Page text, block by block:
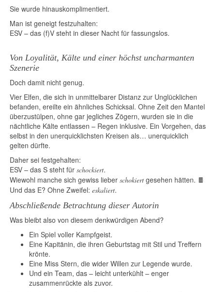
Sie wurde hinauskomplimentiert.
Man ist geneigt festzuhalten:
ESV – das (f)V steht in dieser Nacht für fassungslos.
Von Loyalität, Kälte und einer höchst uncharmanten
Szenerie
Doch damit nicht genug.
Vier Elfen, die sich in unmittelbarer Distanz zur Unglücklichen
befanden, ereilte ein ähnliches Schicksal. Ohne Zeit den Mantel
überzustülpen, ohne gar jegliches Zögern, wurden sie in die
nächtliche Kälte entlassen – Regen inklusive. Ein Vorgehen, das
selbst in den unerquicklichsten Kreisen als… unerquicklich
gelten dürfte.
Daher sei festgehalten:
ESV – das S steht für schockiert.
Wiewohl manche sich gewiss lieber schokiert gesehen hätten. 🍫
Und das E? Ohne Zweifel: eskaliert.
Abschließende Betrachtung dieser Autorin
Was bleibt also von diesem denkwürdigen Abend?
Ein Spiel voller Kampfgeist.
Eine Kapitänin, die ihren Geburtstag mit Stil und Treffern
krönte.
Eine Miss Stern, die wider Willen zur Legende wurde.
Und ein Team, das – leicht unterkühlt – enger
zusammenrückte als zuvor.